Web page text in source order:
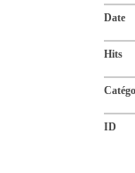
Date
Hits
ID